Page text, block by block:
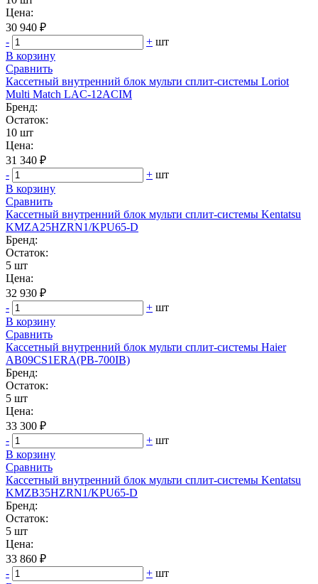
Цена:
30 940 ₽
-
+ шт
В корзину
Сравнить
Кассетный внутренний блок мульти сплит-системы Loriot
Multi Match LAC-12ACIM
Бренд:
Остаток:
10 шт
Цена:
31 340 ₽
-
+ шт
В корзину
Сравнить
Кассетный внутренний блок мульти сплит-системы Kentatsu
KMZA25HZRN1/KPU65-D
Бренд:
Остаток:
5 шт
Цена:
32 930 ₽
-
+ шт
В корзину
Сравнить
Кассетный внутренний блок мульти сплит-системы Haier
AB09CS1ERA(PB-700IB)
Бренд:
Остаток:
5 шт
Цена:
33 300 ₽
-
+ шт
В корзину
Сравнить
Кассетный внутренний блок мульти сплит-системы Kentatsu
KMZB35HZRN1/KPU65-D
Бренд:
Остаток:
5 шт
Цена:
33 860 ₽
-
+ шт